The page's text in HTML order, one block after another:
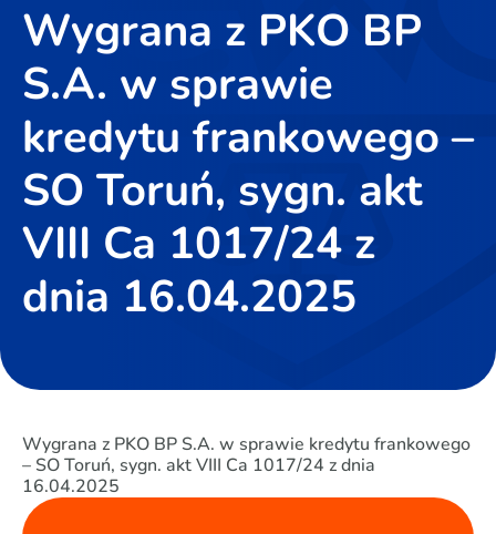
Wygrana z PKO BP
S.A. w sprawie
kredytu frankowego –
SO Toruń, sygn. akt
VIII Ca 1017/24 z
dnia 16.04.2025
Wygrana z PKO BP S.A. w sprawie kredytu frankowego
– SO Toruń, sygn. akt VIII Ca 1017/24 z dnia
16.04.2025